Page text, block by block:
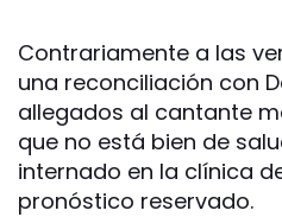
Contrariamente a las
una reconciliación con
allegados al cantante
que no está bien de
internado en la clínica
pronóstico reservado.